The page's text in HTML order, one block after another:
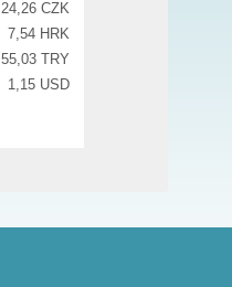
24,26 CZK
7,54 HRK
55,03 TRY
1,15 USD